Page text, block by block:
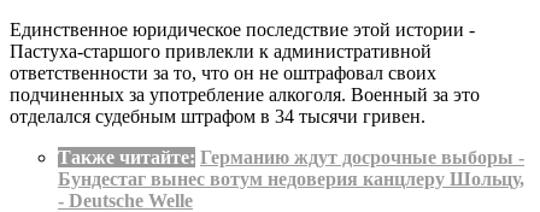
Единственное юридическое последствие этой истории -
Пастуха-старшого привлекли к административной
ответственности за то, что он не оштрафовал своих
подчиненных за употребление алкоголя. Военный за это
отделался судебным штрафом в 34 тысячи гривен.
Также читайте: Германию ждут досрочные выборы -
Бундестаг вынес вотум недоверия канцлеру Шольцу,
- Deutsche Welle